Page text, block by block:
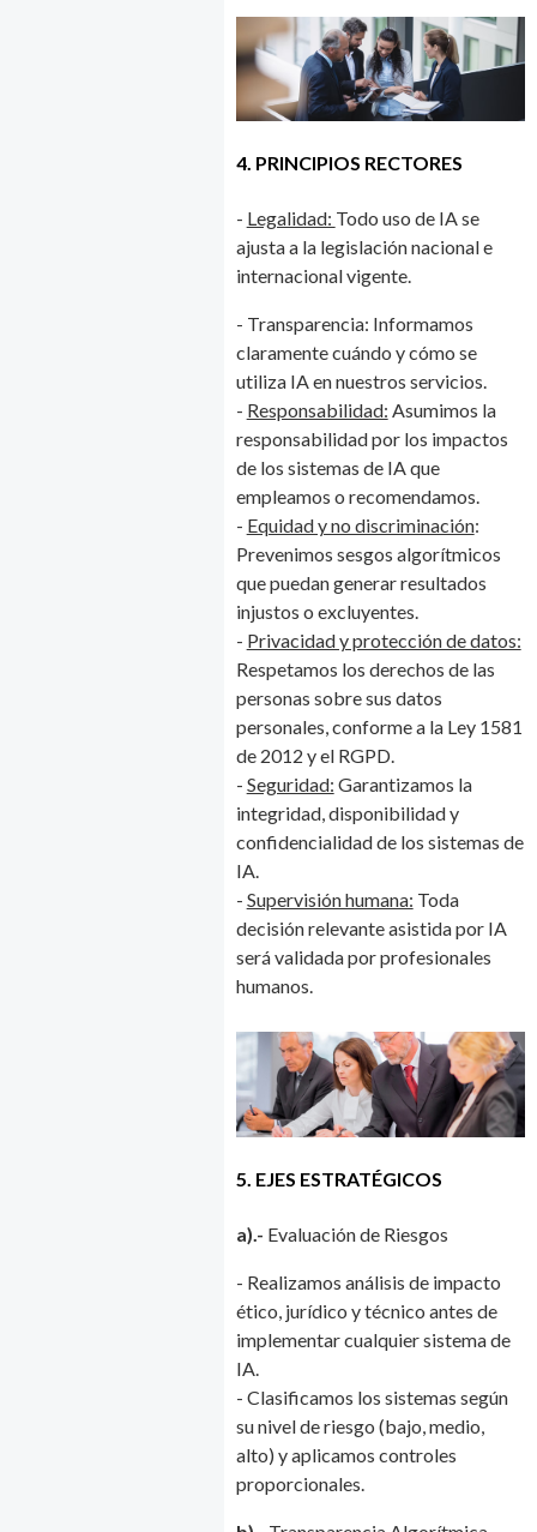
4. PRINCIPIOS RECTORES
- Legalidad: Todo uso de IA se
ajusta a la legislación nacional e
internacional vigente.
- Transparencia: Informamos
claramente cuándo y cómo se
utiliza IA en nuestros servicios.
- Responsabilidad: Asumimos la
responsabilidad por los impactos
de los sistemas de IA que
empleamos o recomendamos.
- Equidad y no discriminación:
Prevenimos sesgos algorítmicos
que puedan generar resultados
injustos o excluyentes.
- Privacidad y protección de datos:
Respetamos los derechos de las
personas sobre sus datos
personales, conforme a la Ley 1581
de 2012 y el RGPD.
- Seguridad: Garantizamos la
integridad, disponibilidad y
confidencialidad de los sistemas de
IA.
- Supervisión humana: Toda
decisión relevante asistida por IA
será validada por profesionales
humanos.
5. EJES ESTRATÉGICOS
a).- Evaluación de Riesgos
- Realizamos análisis de impacto
ético, jurídico y técnico antes de
implementar cualquier sistema de
IA.
- Clasificamos los sistemas según
su nivel de riesgo (bajo, medio,
alto) y aplicamos controles
proporcionales.